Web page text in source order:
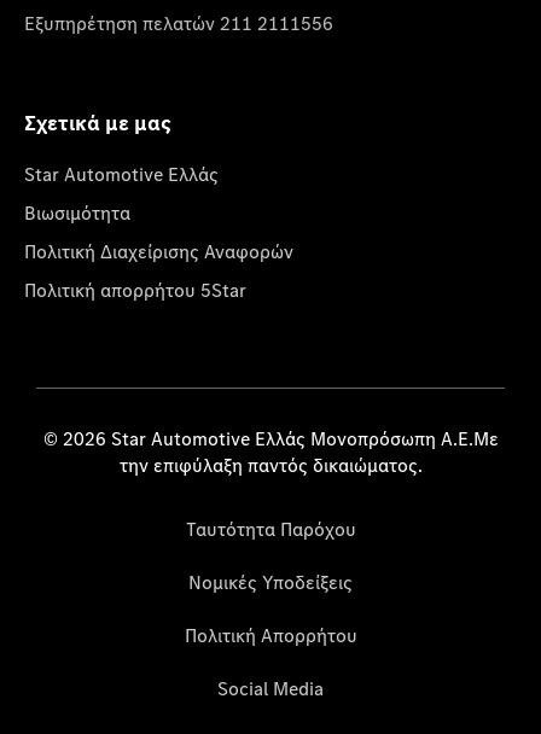
Εξυπηρέτηση πελατών 211 2111556
Σχετικά με μας
Star Automotive Ελλάς
Βιωσιμότητα
Πολιτική Διαχείρισης Αναφορών
Πολιτική απορρήτου 5Star
© 2026 Star Automotive Ελλάς Μονοπρόσωπη Α.Ε.Με
την επιφύλαξη παντός δικαιώματος.
Ταυτότητα Παρόχου
Νομικές Υποδείξεις
Πολιτική Απορρήτου
Social Media